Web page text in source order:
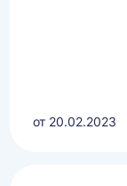
от 20.02.2023